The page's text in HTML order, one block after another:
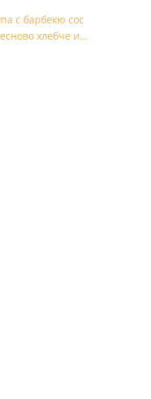
с барбекю сос
хлебче и